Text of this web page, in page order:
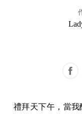
禮拜天下午，當